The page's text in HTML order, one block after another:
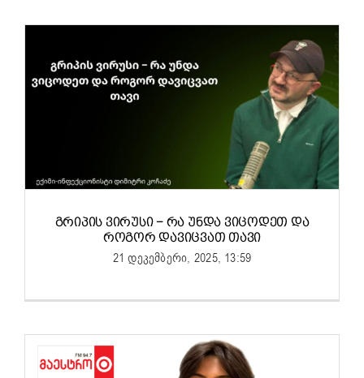
ᲒᲠᲘᲞᲘᲡ ᲕᲘᲠᲣᲡᲘ − ᲠᲐ ᲣᲜᲓᲐ ᲕᲘᲪᲝᲓᲔᲗ ᲓᲐ
ᲠᲝᲒᲝᲠ ᲓᲐᲕᲘᲪᲕᲐᲗ ᲗᲐᲕᲘ
21 დეკემბერი, 2025, 13:59